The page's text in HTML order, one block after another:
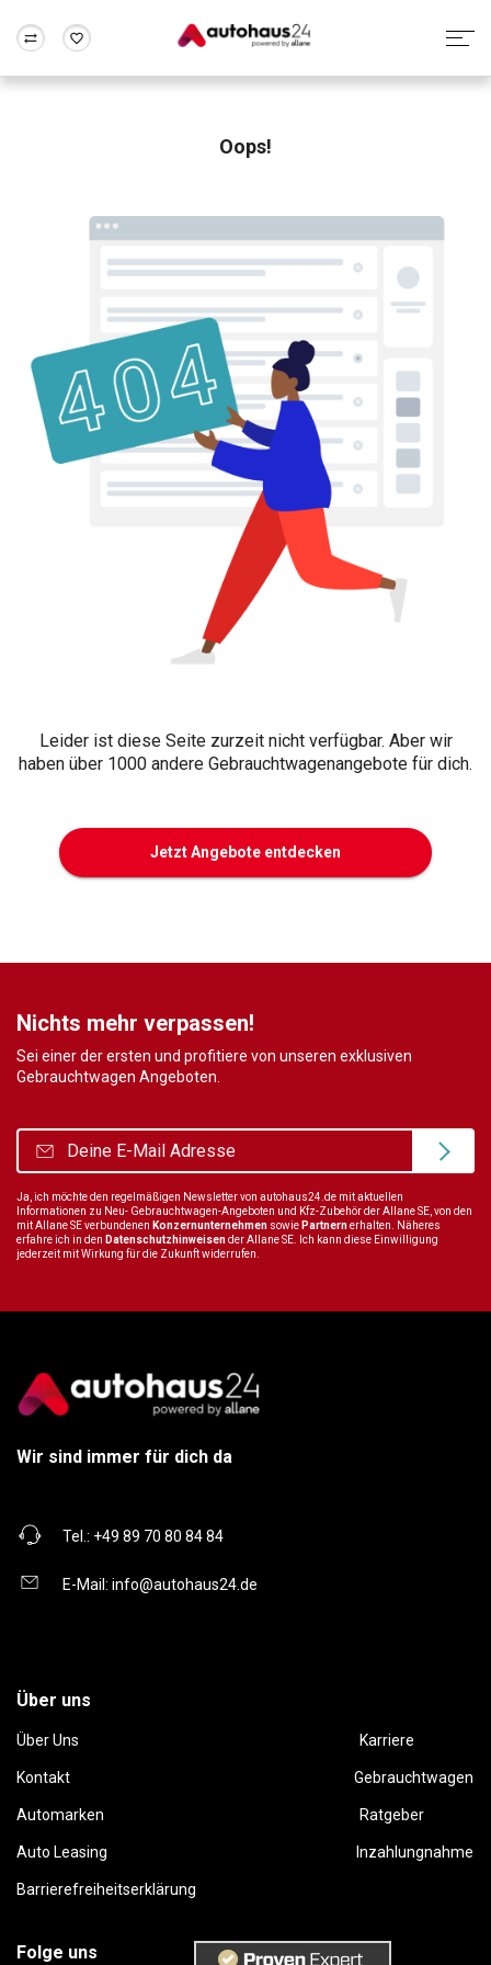
Rund um die Inzahlungnahme
Oops!
Leider ist diese Seite zurzeit nicht verfügbar. Aber wir
haben über 1000 andere Gebrauchtwagenangebote für dich.
Jetzt Angebote entdecken
Nichts mehr verpassen!
Sei einer der ersten und profitiere von unseren exklusiven
Gebrauchtwagen Angeboten.
Ja, ich möchte den regelmäßigen Newsletter von autohaus24.de mit aktuellen
Informationen zu Neu- Gebrauchtwagen-Angeboten und Kfz-Zubehör der Allane SE, von den
mit Allane SE verbundenen Konzernunternehmen sowie Partnernerhalten. Näheres
erfahre ich in den Datenschutzhinweisender Allane SE. Ich kann diese Einwilligung
jederzeit mit Wirkung für die Zukunft widerrufen.
Wir sind immer für dich da
Tel.: +49 89 70 80 84 84
E-Mail: info@autohaus24.de
Über uns
Über Uns Karriere
Kontakt Gebrauchtwagen
Automarken Ratgeber
Auto Leasing Inzahlungnahme
Barrierefreiheitserklärung
Folge uns